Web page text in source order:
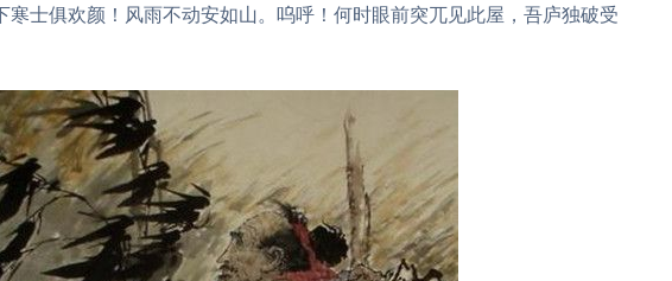
寒士俱欢颜！风雨不动安如山。呜呼！何时眼前突兀见此屋，吾庐独破受